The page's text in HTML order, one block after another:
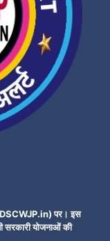
पर। इस
सरकारी योजनाओं की